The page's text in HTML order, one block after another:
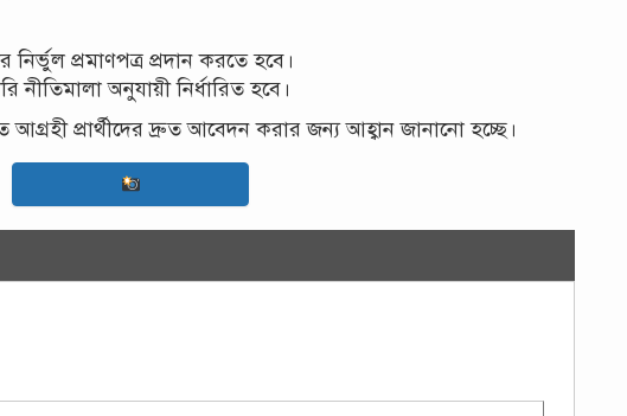
নির্ভুল প্রমাণপত্র প্রদান করতে হবে।
নীতিমালা অনুযায়ী নির্ধারিত হবে।
প্রার্থীদের দ্রুত আবেদন করার জন্য আহ্বান জানানো হচ্ছে।